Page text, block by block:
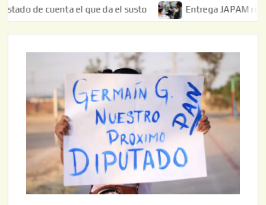
de cuenta el que da el susto Entrega JAPAM